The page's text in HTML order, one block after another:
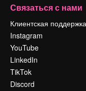
Связаться с нами
Клиентская поддержка
Instagram
YouTube
LinkedIn
TikTok
Discord